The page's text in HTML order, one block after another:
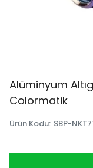
Alüminyum
Colormatik
Ürün Kodu: SBP-